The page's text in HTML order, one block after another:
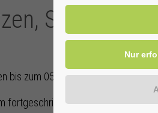
Stehen und
bis zum 05.08.2026 wiederholt.
fortgeschrittenen Alter